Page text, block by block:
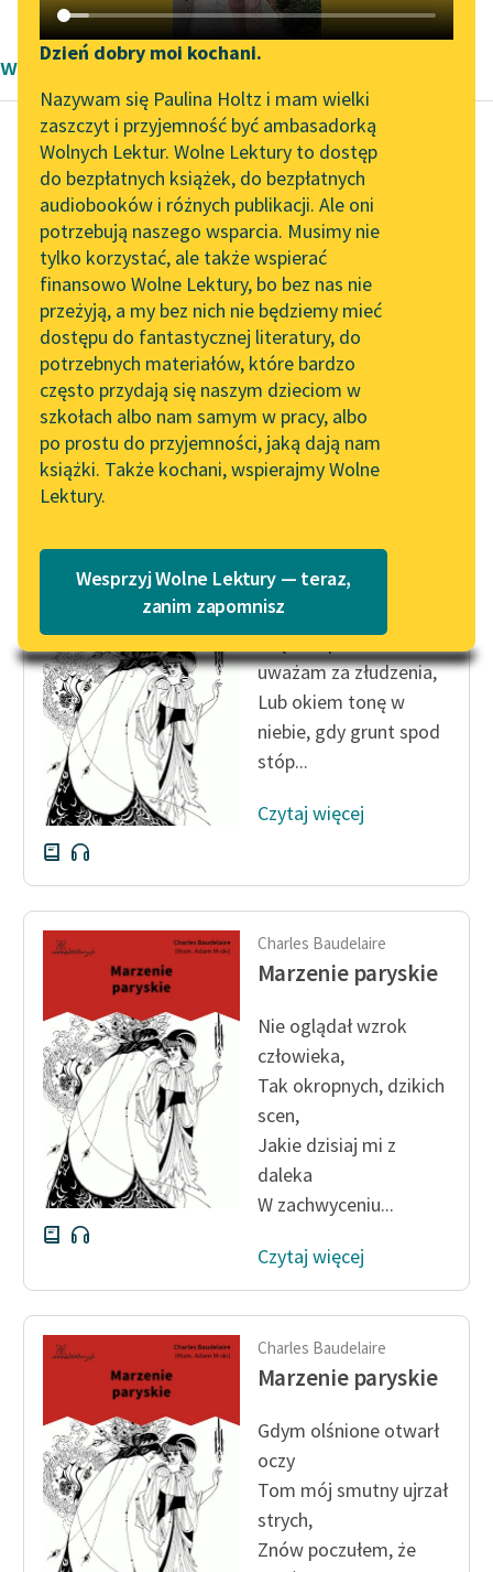
Katalog DAISY
Podkasty o książkach
Zgłoś brak utworu
Aktualności
„Prokurator Alicja Horn”
do słuchania
Byliśmy częścią AI Impact
Lab
Zapraszamy na spotkanie
online z tłumaczkami
literatury skandynawskiej
Spotkanie z Katarzyną
Tunkiel w Oslo
102. lata temu zmarł
Joseph Conrad
Lektury szkolne i klasyka
literatury do słuchania dla
uczennic i uczniów z
niepełnosprawnościami
E-kolekcja lektur
szkolnych i literatury do
słuchania dla uczennic i
uczniów z
niepełnosprawnościami
Feministyczne inspiracje.
skandynawskiej literatury
feministycznej
Ręce pełne poezji
Kolekcje edukacyjne
twórców przechodzących
do domeny publicznej,
lektur szkolnych oraz
Starego Testamentu
Odkurzamy bohaterów
Szkoła Poezji Wolnych
Narzędzia
Mapa Wolnych Lektur
Leśmianator
Przewodnik dla piszących i
czytających
API
OAI-PMH
Widget Wolnych Lektur
Przypisy
Katalog w formacie PDF
O nas
Kontakt
Zespół
Zasady wykorzystania
Wolnych Lektur
Dzień dobry moi kochani.
Nazywam się Paulina Holtz i mam wielki
zaszczyt i przyjemność być ambasadorką
Wolnych Lektur. Wolne Lektury to dostęp
do bezpłatnych książek, do bezpłatnych
audiobooków i różnych publikacji. Ale oni
potrzebują naszego wsparcia. Musimy nie
tylko korzystać, ale także wspierać
finansowo Wolne Lektury, bo bez nas nie
przeżyją, a my bez nich nie będziemy mieć
dostępu do fantastycznej literatury, do
potrzebnych materiałów, które bardzo
często przydają się naszym dzieciom w
szkołach albo nam samym w pracy, albo
po prostu do przyjemności, jaką dają nam
książki. Także kochani, wspierajmy Wolne
Lektury.
Wesprzyj Wolne Lektury — teraz,
zanim zapomnisz
wiersze Romantyzm
Charles Baudelaire
Do Malabarki
A gdy wieczór
nadejdzie w purpury
swej szkarłacie,
Na spoczynek twe
ciało złożysz na
miękkiej...
Czytaj więcej
Głos
Często spełnione fakta
uważam za złudzenia,
Lub okiem tonę w
niebie, gdy grunt spod
stóp...
Czytaj więcej
Charles Baudelaire
Marzenie paryskie
Nie oglądał wzrok
człowieka,
Tak okropnych, dzikich
scen,
Jakie dzisiaj mi z
daleka
W zachwyceniu...
Czytaj więcej
Charles Baudelaire
Marzenie paryskie
Gdym olśnione otwarł
oczy
Tom mój smutny ujrzał
strych,
Znów poczułem, że